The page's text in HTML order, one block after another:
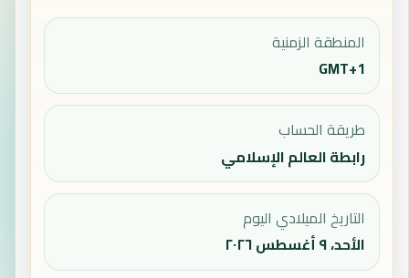
المنطقة الزمنية
GMT+1
طريقة الحساب
رابطة العالم الإسلامي
التاريخ الميلادي اليوم
الأحد، ٩ أغسطس ٢٠٢٦